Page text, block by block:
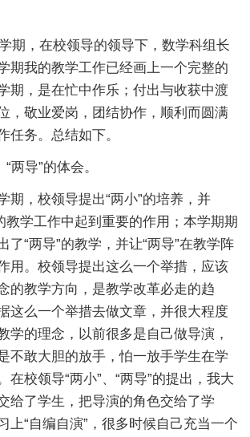
，在校领导的领导下，数学科组长
期我的教学工作已经画上一个完整的
期，是在忙中作乐；付出与收获中渡
，敬业爱岗，团结协作，顺利而圆满
任务。总结如下。
两导”的体会。
，校领导提出“两小”的培养，并
教学工作中起到重要的作用；本学期期
了“两导”的教学，并让“两导”在教学阵
用。校领导提出这么一个举措，应该
的教学方向，是教学改革必走的趋
这么一个举措去做文章，并很大程度
学的理念，以前很多是自己做导演，
不敢大胆的放手，怕一放手学生在学
在校领导“两小”、“两导”的提出，我大
给了学生，把导演的角色交给了学
上“自编自演”，很多时候自己充当一个